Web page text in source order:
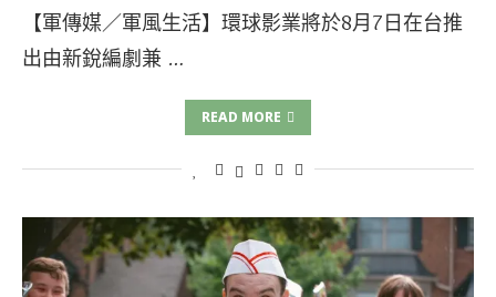
【軍傳媒／軍風生活】環球影業將於8月7日在台推
出由新銳編劇兼 …
READ MORE